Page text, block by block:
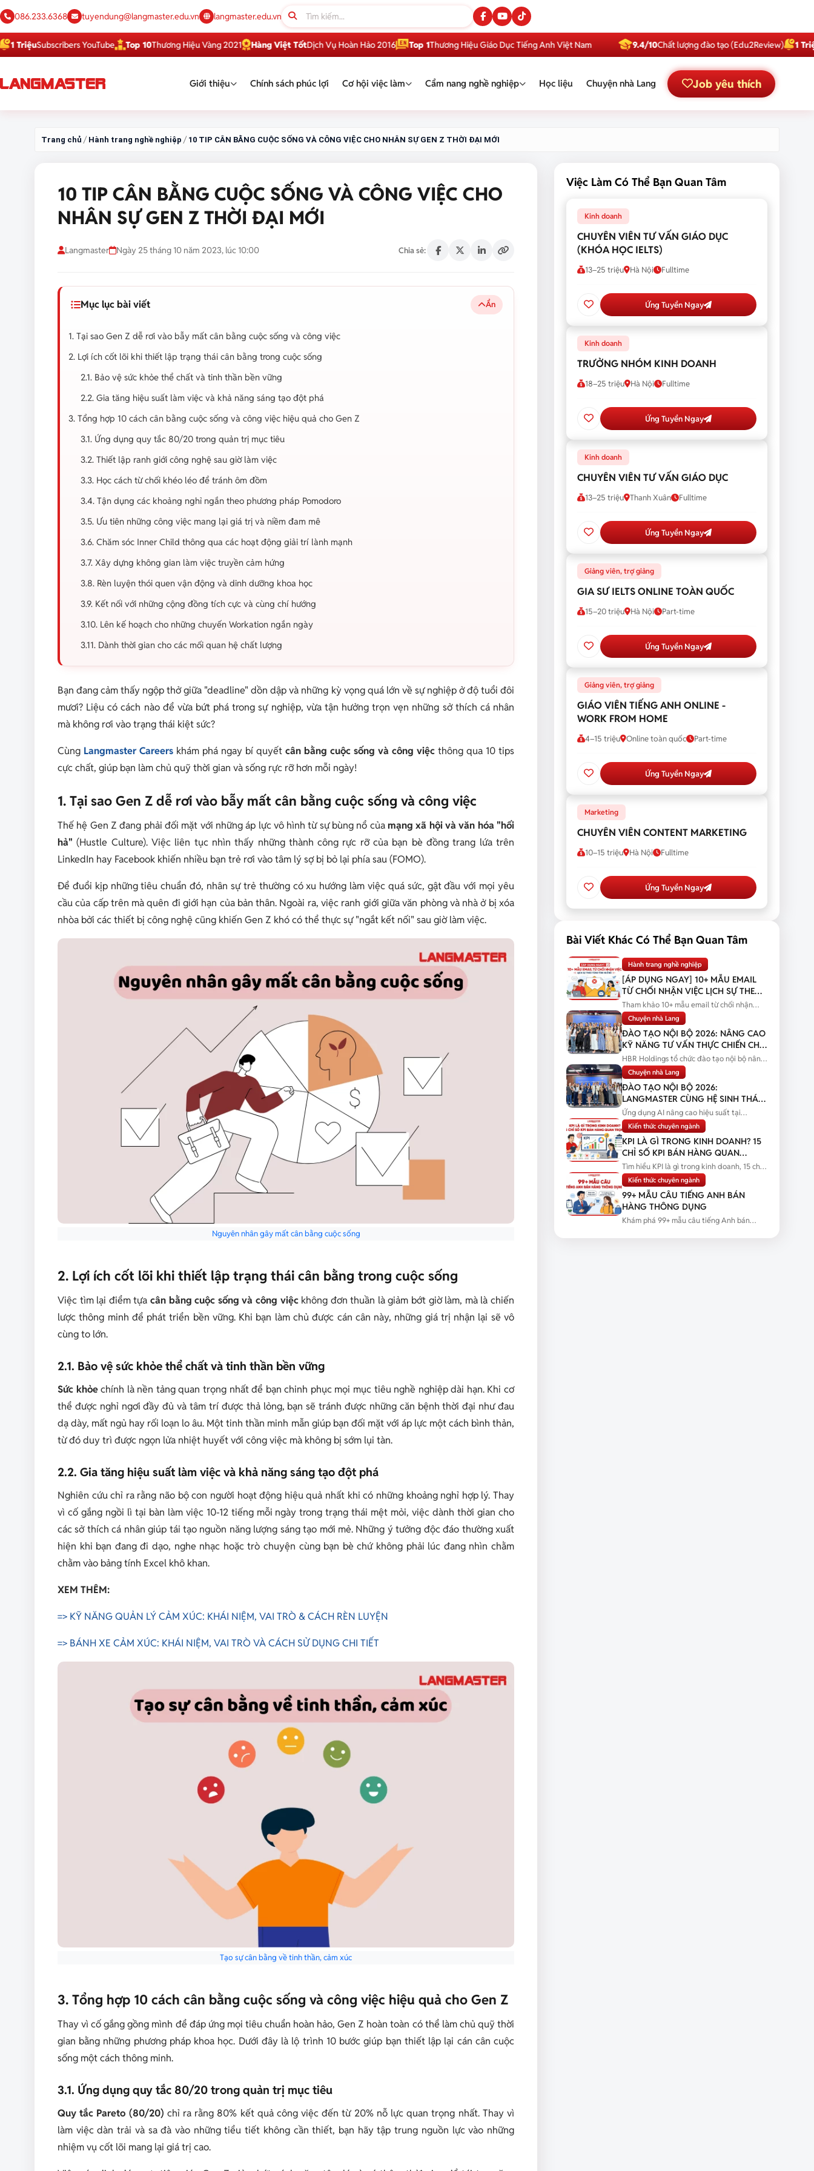
086.233.6368 tuyendung@langmaster.edu.vn langmaster.edu.vn
Subscribers YouTube Top 10Thương Hiệu Vàng 2021 Hàng Việt TốtDịch Vụ Hoàn Hảo 2016 Top 1Thương Hiệu Giáo Dục Tiếng Anh Việt Nam 9.4/10Chất lượng đào tạo (Edu2Review) 1 Triệu
Giới thiệu Chính sách phúc lợi Cơ hội việc làm Cẩm nang nghề nghiệp Học liệu Chuyện nhà Lang Job yêu thích
Trang chủ / Hành trang nghề nghiệp / 10 TIP CÂN BẰNG CUỘC SỐNG VÀ CÔNG VIỆC CHO NHÂN SỰ GEN Z THỜI ĐẠI MỚI
10 TIP CÂN BẰNG CUỘC SỐNG VÀ CÔNG VIỆC CHO
NHÂN SỰ GEN Z THỜI ĐẠI MỚI
Langmaster Ngày 25 tháng 10 năm 2023, lúc 10:00 Chia sẻ:
Mục lục bài viết Ẩn
1. Tại sao Gen Z dễ rơi vào bẫy mất cân bằng cuộc sống và công việc
2. Lợi ích cốt lõi khi thiết lập trạng thái cân bằng trong cuộc sống
2.1. Bảo vệ sức khỏe thể chất và tinh thần bền vững
2.2. Gia tăng hiệu suất làm việc và khả năng sáng tạo đột phá
3. Tổng hợp 10 cách cân bằng cuộc sống và công việc hiệu quả cho Gen Z
3.1. Ứng dụng quy tắc 80/20 trong quản trị mục tiêu
3.2. Thiết lập ranh giới công nghệ sau giờ làm việc
3.3. Học cách từ chối khéo léo để tránh ôm đồm
3.4. Tận dụng các khoảng nghỉ ngắn theo phương pháp Pomodoro
3.5. Ưu tiên những công việc mang lại giá trị và niềm đam mê
3.6. Chăm sóc Inner Child thông qua các hoạt động giải trí lành mạnh
3.7. Xây dựng không gian làm việc truyền cảm hứng
3.8. Rèn luyện thói quen vận động và dinh dưỡng khoa học
3.9. Kết nối với những cộng đồng tích cực và cùng chí hướng
3.10. Lên kế hoạch cho những chuyến Workation ngắn ngày
3.11. Dành thời gian cho các mối quan hệ chất lượng
Bạn đang cảm thấy ngộp thở giữa "deadline" dồn dập và những kỳ vọng quá lớn về sự nghiệp ở độ tuổi đôi
mươi? Liệu có cách nào để vừa bứt phá trong sự nghiệp, vừa tận hưởng trọn vẹn những sở thích cá nhân
mà không rơi vào trạng thái kiệt sức?
Cùng Langmaster Careers khám phá ngay bí quyết cân bằng cuộc sống và công việc thông qua 10 tips
cực chất, giúp bạn làm chủ quỹ thời gian và sống rực rỡ hơn mỗi ngày!
1. Tại sao Gen Z dễ rơi vào bẫy mất cân bằng cuộc sống và công việc
Thế hệ Gen Z đang phải đối mặt với những áp lực vô hình từ sự bùng nổ củamạng xã hội và văn hóa "hối
hả" (Hustle Culture). Việc liên tục nhìn thấy những thành công rực rỡ của bạn bè đồng trang lứa trên
LinkedIn hay Facebook khiến nhiều bạn trẻ rơi vào tâm lý sợ bị bỏ lại phía sau (FOMO).
Để đuổi kịp những tiêu chuẩn đó, nhân sự trẻ thường có xu hướng làm việc quá sức, gật đầu với mọi yêu
cầu của cấp trên mà quên đi giới hạn của bản thân. Ngoài ra, việc ranh giới giữa văn phòng và nhà ở bị xóa
nhòa bởi các thiết bị công nghệ cũng khiến Gen Z khó có thể thực sự "ngắt kết nối" sau giờ làm việc.
Nguyên nhân gây mất cân bằng cuộc sống
2. Lợi ích cốt lõi khi thiết lập trạng thái cân bằng trong cuộc sống
Việc tìm lại điểm tựa cân bằng cuộc sống và công việckhông đơn thuần là giảm bớt giờ làm, mà là chiến
lược thông minh để phát triển bền vững. Khi bạn làm chủ được cán cân này, những giá trị nhận lại sẽ vô
cùng to lớn.
2.1. Bảo vệ sức khỏe thể chất và tinh thần bền vững
Sức khỏechính là nền tảng quan trọng nhất để bạn chinh phục mọi mục tiêu nghề nghiệp dài hạn. Khi cơ
thể được nghỉ ngơi đầy đủ và tâm trí được thả lỏng, bạn sẽ tránh được những căn bệnh thời đại như đau
dạ dày, mất ngủ hay rối loạn lo âu. Một tinh thần minh mẫn giúp bạn đối mặt với áp lực một cách bình thản,
từ đó duy trì được ngọn lửa nhiệt huyết với công việc mà không bị sớm lụi tàn.
2.2. Gia tăng hiệu suất làm việc và khả năng sáng tạo đột phá
Nghiên cứu chỉ ra rằng não bộ con người hoạt động hiệu quả nhất khi có những khoảng nghỉ hợp lý. Thay
vì cố gắng ngồi lì tại bàn làm việc 10-12 tiếng mỗi ngày trong trạng thái mệt mỏi, việc dành thời gian cho
các sở thích cá nhân giúp tái tạo nguồn năng lượng sáng tạo mới mẻ. Những ý tưởng độc đáo thường xuất
hiện khi bạn đang đi dạo, nghe nhạc hoặc trò chuyện cùng bạn bè chứ không phải lúc đang nhìn chằm
chằm vào bảng tính Excel khô khan.
XEM THÊM:
=> KỸ NĂNG QUẢN LÝ CẢM XÚC: KHÁI NIỆM, VAI TRÒ & CÁCH RÈN LUYỆN
=> BÁNH XE CẢM XÚC: KHÁI NIỆM, VAI TRÒ VÀ CÁCH SỬ DỤNG CHI TIẾT
Tạo sự cân bằng về tinh thần, cảm xúc
3. Tổng hợp 10 cách cân bằng cuộc sống và công việc hiệu quả cho Gen Z
Thay vì cố gắng gồng mình để đáp ứng mọi tiêu chuẩn hoàn hảo, Gen Z hoàn toàn có thể làm chủ quỹ thời
gian bằng những phương pháp khoa học. Dưới đây là lộ trình 10 bước giúp bạn thiết lập lại cán cân cuộc
sống một cách thông minh.
3.1. Ứng dụng quy tắc 80/20 trong quản trị mục tiêu
Quy tắc Pareto (80/20) chỉ ra rằng 80% kết quả công việc đến từ 20% nỗ lực quan trọng nhất. Thay vì
làm việc dàn trải và sa đà vào những tiểu tiết không cần thiết, bạn hãy tập trung nguồn lực vào những
nhiệm vụ cốt lõi mang lại giá trị cao.
Việc Làm Có Thể Bạn Quan Tâm
Kinh doanh
CHUYÊN VIÊN TƯ VẤN GIÁO DỤC
(KHÓA HỌC IELTS)
13–25 triệu Hà Nội Fulltime
Ứng Tuyển Ngay
Kinh doanh
TRƯỞNG NHÓM KINH DOANH
18–25 triệu Hà Nội Fulltime
Ứng Tuyển Ngay
Kinh doanh
CHUYÊN VIÊN TƯ VẤN GIÁO DỤC
13–25 triệu Thanh Xuân Fulltime
Ứng Tuyển Ngay
Giảng viên, trợ giảng
GIA SƯ IELTS ONLINE TOÀN QUỐC
15–20 triệu Hà Nội Part-time
Ứng Tuyển Ngay
Giảng viên, trợ giảng
GIÁO VIÊN TIẾNG ANH ONLINE -
WORK FROM HOME
4–15 triệu Online toàn quốc Part-time
Ứng Tuyển Ngay
Marketing
CHUYÊN VIÊN CONTENT MARKETING
10–15 triệu Hà Nội Fulltime
Ứng Tuyển Ngay
Bài Viết Khác Có Thể Bạn Quan Tâm
Hành trang nghề nghiệp
[ÁP DỤNG NGAY] 10+ MẪU EMAIL
TỪ CHỐI NHẬN VIỆC LỊCH SỰ THEO
TỪNG TÌNH HUỐNG
Tham khảo 10+ mẫu email từ chối nhận
việc lịch sự theo từng tình huống...
Chuyện nhà Lang
ĐÀO TẠO NỘI BỘ 2026: NÂNG CAO
KỸ NĂNG TƯ VẤN THỰC CHIẾN CHO
ĐỘI NGŨ SALES
HBR Holdings tổ chức đào tạo nội bộ nâng
cao kỹ năng tư vấn thực chiến...
Chuyện nhà Lang
ĐÀO TẠO NỘI BỘ 2026:
LANGMASTER CÙNG HỆ SINH THÁI
HBR HOLDINGS NÂNG CAO NĂNG
LỰC ỨNG DỤNG AI
Ứng dụng AI nâng cao hiệu suất tại
Langmaster qua chương trình đào tạo...
Kiến thức chuyên ngành
KPI LÀ GÌ TRONG KINH DOANH? 15
CHỈ SỐ KPI BÁN HÀNG QUAN
TRỌNG
Tìm hiểu KPI là gì trong kinh doanh, 15 chỉ
số KPI bán hàng quan trọng...
Kiến thức chuyên ngành
99+ MẪU CÂU TIẾNG ANH BÁN
HÀNG THÔNG DỤNG
Khám phá 99+ mẫu câu tiếng Anh bán